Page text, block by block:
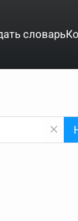
словарь
начальным буквам
звёздочкой (*),
строке запроса